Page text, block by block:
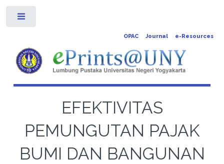
OPAC Journal e-Resources
EFEKTIVITAS
PEMUNGUTAN PAJAK
BUMI DAN BANGUNAN